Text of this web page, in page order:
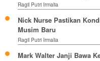
Ragil Putri Irmalia
Nick Nurse Pastikan
Musim Baru
Ragil Putri Irmalia
Mark Walter Janji Bawa